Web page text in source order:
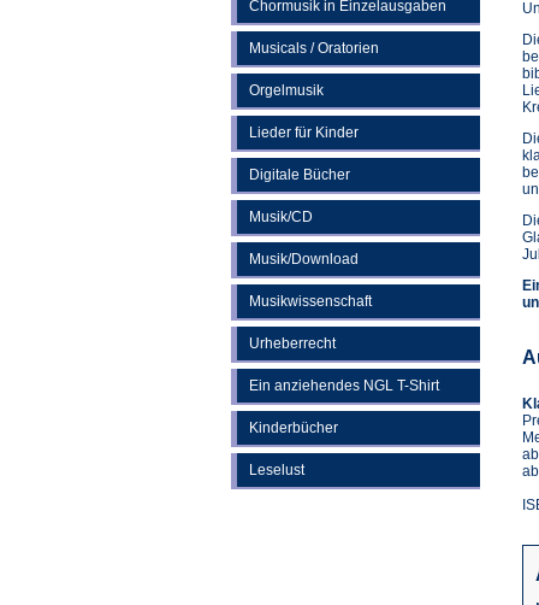
Chormusik in Einzelausgaben
Musicals / Oratorien
Orgelmusik
Lieder für Kinder
Digitale Bücher
Musik/CD
Musik/Download
Musikwissenschaft
Urheberrecht
Ein anziehendes NGL T-Shirt
Kinderbücher
Leselust